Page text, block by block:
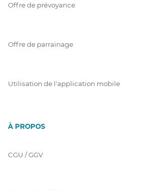
Offre de prévoyance
Offre de parrainage
Utilisation de l'application mobile
À PROPOS
CGU / GGV